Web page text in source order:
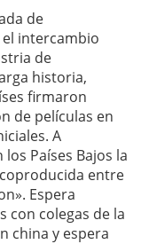
de
intercambio
de
historia,
firmaron
de películas en
A
Países Bajos la
entre
Espera
con colegas de la
china y espera